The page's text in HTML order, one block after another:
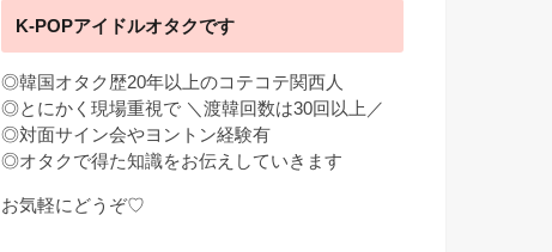
K-POPアイドルオタクです
◎韓国オタク歴20年以上のコテコテ関西人
◎とにかく現場重視で ＼渡韓回数は30回以上／
◎対面サイン会やヨントン経験有
◎オタクで得た知識をお伝えしていきます
お気軽にどうぞ♡